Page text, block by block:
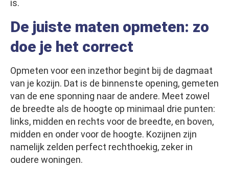
is.
De juiste maten opmeten: zo
doe je het correct
Opmeten voor een inzethor begint bij de dagmaat
van je kozijn. Dat is de binnenste opening, gemeten
van de ene sponning naar de andere. Meet zowel
de breedte als de hoogte op minimaal drie punten:
links, midden en rechts voor de breedte, en boven,
midden en onder voor de hoogte. Kozijnen zijn
namelijk zelden perfect rechthoekig, zeker in
oudere woningen.